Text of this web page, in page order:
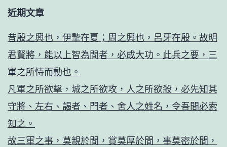
近期文章
昔殷之興也，伊摯在夏；周之興也，呂牙在殷。故明
君賢將，能以上智為間者，必成大功。此兵之要，三
軍之所恃而動也。
凡軍之所欲擊，城之所欲攻，人之所欲殺，必先知其
守將、左右、謁者、門者、舍人之姓名，令吾間必索
知之。
故三軍之事，莫親於間，賞莫厚於間，事莫密於間，